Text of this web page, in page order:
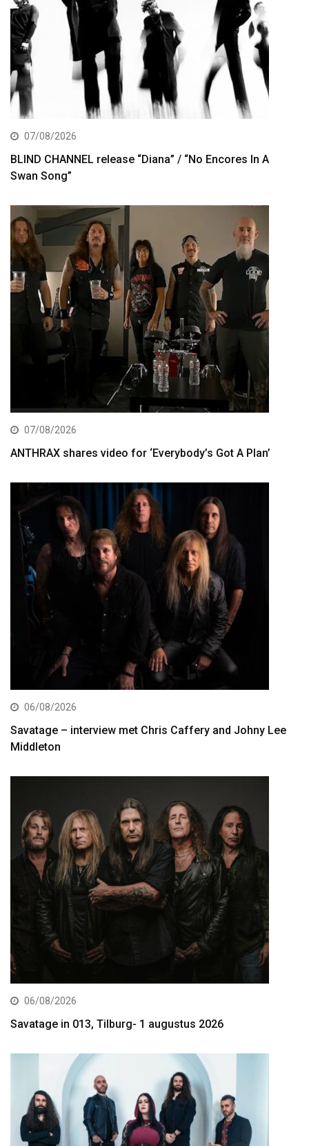
07/08/2026
BLIND CHANNEL release “Diana” / “No Encores In A
Swan Song”
07/08/2026
ANTHRAX shares video for ‘Everybody’s Got A Plan’
06/08/2026
Savatage – interview met Chris Caffery and Johny Lee
Middleton
06/08/2026
Savatage in 013, Tilburg- 1 augustus 2026